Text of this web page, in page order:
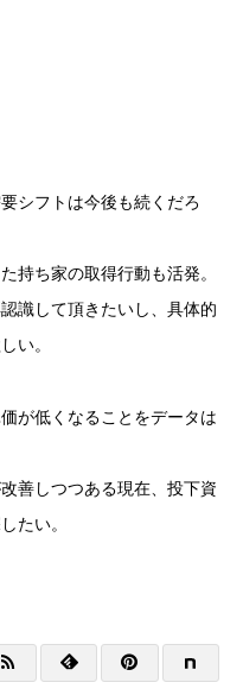
シフトは今後も続くだろ
持ち家の取得行動も活発。
識して頂きたいし、具体的
い。
が低くなることをデータは
善しつつある現在、投下資
たい。